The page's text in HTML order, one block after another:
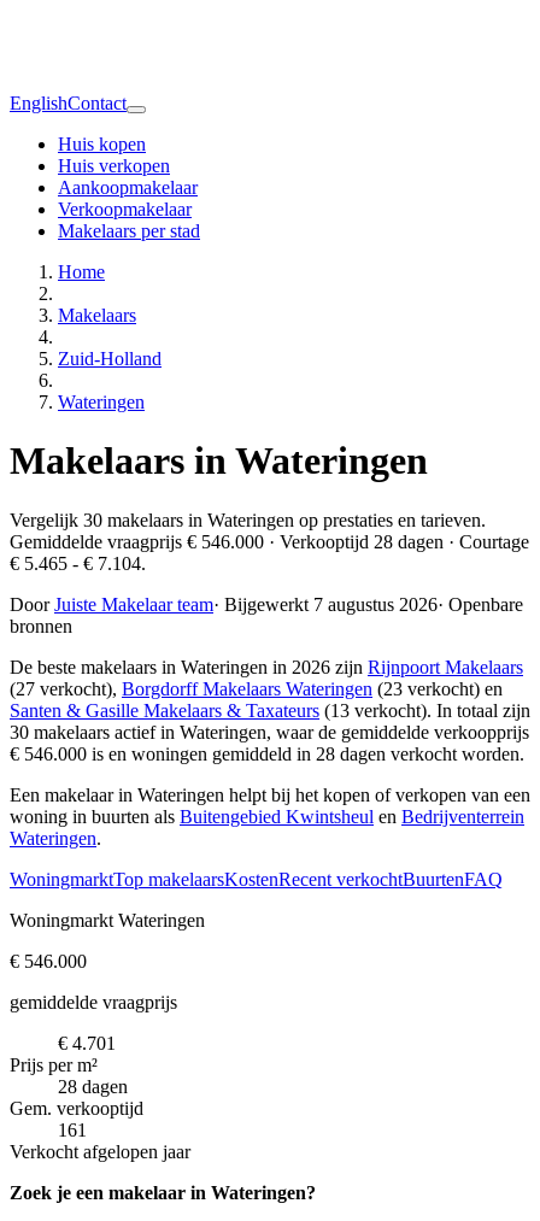
EnglishContact
Huis kopen
Huis verkopen
Aankoopmakelaar
Verkoopmakelaar
Makelaars per stad
Home
Makelaars
Zuid-Holland
Wateringen
Makelaars in Wateringen
Vergelijk 30 makelaars in Wateringen op prestaties en tarieven.
Gemiddelde vraagprijs € 546.000 · Verkooptijd 28 dagen · Courtage
€ 5.465 - € 7.104.
DoorJuiste Makelaar team· Bijgewerkt 7 augustus 2026· Openbare
bronnen
De beste makelaars in Wateringen in 2026 zijn Rijnpoort Makelaars
(27 verkocht), Borgdorff Makelaars Wateringen (23 verkocht) en
Santen & Gasille Makelaars & Taxateurs (13 verkocht). In totaal zijn
30 makelaars actief in Wateringen, waar de gemiddelde verkoopprijs
€ 546.000 is en woningen gemiddeld in 28 dagen verkocht worden.
Een makelaar in Wateringen helpt bij het kopen of verkopen van een
woning in buurten als Buitengebied Kwintsheul en Bedrijventerrein
Wateringen.
WoningmarktTop makelaarsKostenRecent verkochtBuurtenFAQ
Woningmarkt Wateringen
€ 546.000
gemiddelde vraagprijs
€ 4.701
Prijs per m²
28 dagen
Gem. verkooptijd
161
Verkocht afgelopen jaar
Zoek je een makelaar in Wateringen?